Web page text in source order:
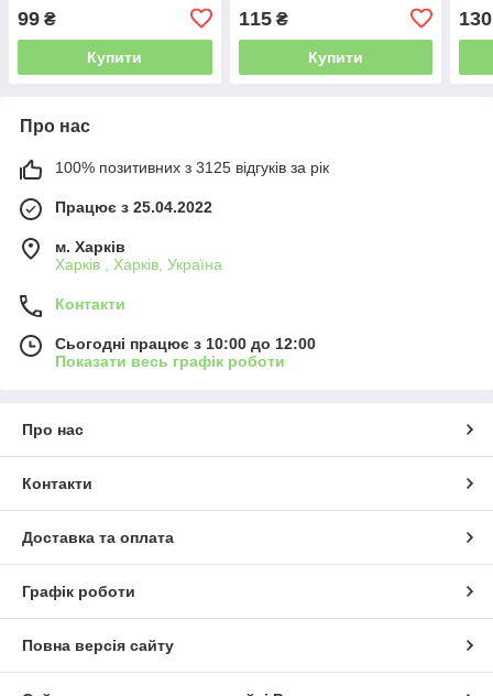
99 ₴
Купити
115₴
Купити
130
Про нас
100% позитивних з 3125 відгуків за рік
Працює з 25.04.2022
м. Харків
Харків , Харків, Україна
Контакти
Сьогодні працює з 10:00 до 12:00
Показати весь графік роботи
Про нас
Контакти
Доставка та оплата
Графік роботи
Повна версія сайту